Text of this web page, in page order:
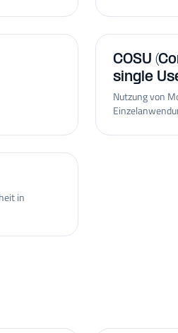
COSU
single
Nutzung von
in